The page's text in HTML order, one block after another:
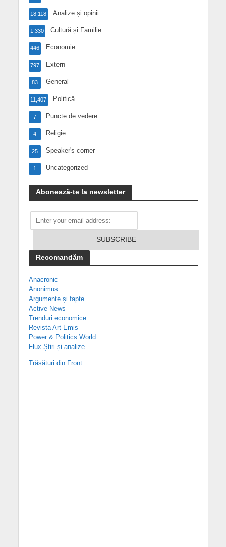
Analize și opinii
18,118
Cultură și Familie
1,330
Economie
446
Extern
797
General
83
Politică
11,407
Puncte de vedere
7
Religie
4
Speaker's corner
25
Uncategorized
1
Abonează-te la newsletter
Recomandăm
Anacronic
Anonimus
Argumente și fapte
Active News
Trenduri economice
Revista Art-Emis
Power & Politics World
Flux-Știri și analize
Trăsături din Front